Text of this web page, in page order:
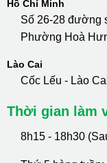
Hồ Chí Minh
Số 26-28 đường
Phường Hoà
Lào Cai
Cốc Lếu - Lào
Thời gian làm
8h15 - 18h30